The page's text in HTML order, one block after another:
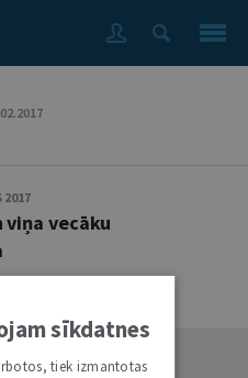
2017
viņa vecāku
sīkdatnes
tiek izmantotas